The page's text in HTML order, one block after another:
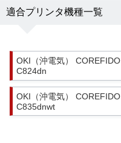
適合プリンタ機種一覧
OKI（沖電気） COREFIDO
C824dn
OKI（沖電気） COREFIDO
C835dnwt